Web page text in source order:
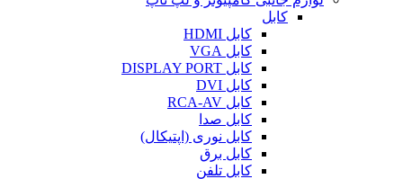
کابل
کابل HDMI
کابل VGA
کابل DISPLAY PORT
کابل DVI
کابل RCA-AV
کابل صدا
کابل نوری (اپتیکال)
کابل برق
کابل تلفن